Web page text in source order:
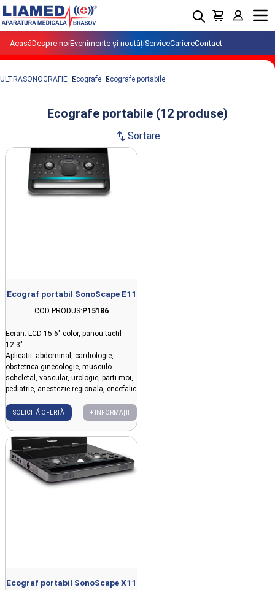
AcasăDespre noiEvenimente și noutățiServiceCariereContact
Menu
ULTRASONOGRAFIE Ecografe Ecografe portabile
Ecografe portabile (12 produse)
swap_vertSortare
Produse din clasa Ecografe portabile
importate si distribuite de LIAMED.
Ecograf portabil SonoScape E11
COD PRODUS:P15186
Ecran: LCD 15.6" color, panou tactil
12.3"
Aplicatii: abdominal, cardiologie,
obstetrica-ginecologie, musculo-
scheletal, vascular, urologie, parti moi,
pediatrie, anestezie regionala, encefalic
SOLICITĂ OFERTĂ + INFORMAȚII
Ecograf portabil SonoScape X11